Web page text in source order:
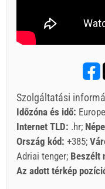
Szolgáltatási
Időzóna és idő:
Internet TLD: .hr
Ország kód: +385
Adriai tenger Beszélt
Az adott térkép